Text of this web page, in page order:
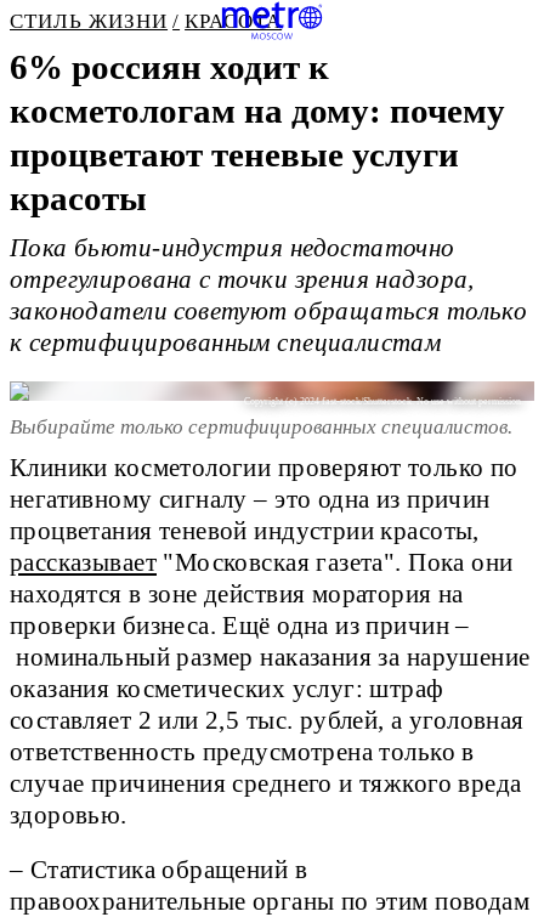
СТИЛЬ ЖИЗНИ КРАСОТА
6% россиян ходит к
косметологам на дому: почему
процветают теневые услуги
красоты
Пока бьюти-индустрия недостаточно
отрегулирована с точки зрения надзора,
законодатели советуют обращаться только
к сертифицированным специалистам
Copyright (c) 2024 fast-stock/Shutterstock. No use without permission.
Выбирайте только сертифицированных специалистов.
Клиники косметологии проверяют только по
негативному сигналу – это одна из причин
процветания теневой индустрии красоты,
рассказывает"Московская газета". Пока они
находятся в зоне действия моратория на
проверки бизнеса. Ещё одна из причин –
номинальный размер наказания за нарушение
оказания косметических услуг: штраф
составляет 2 или 2,5 тыс. рублей, а уголовная
ответственность предусмотрена только в
случае причинения среднего и тяжкого вреда
здоровью.
– Статистика обращений в
правоохранительные органы по этим поводам